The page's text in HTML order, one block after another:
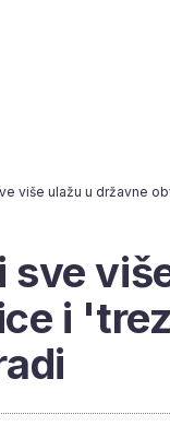
sve
i